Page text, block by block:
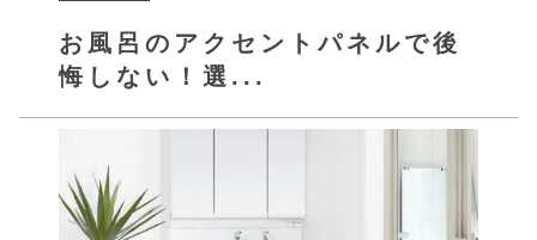
お風呂のアクセントパネルで後
悔しない！選...